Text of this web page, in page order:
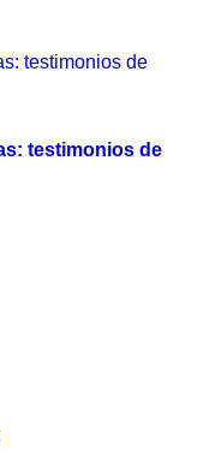
testimonios de